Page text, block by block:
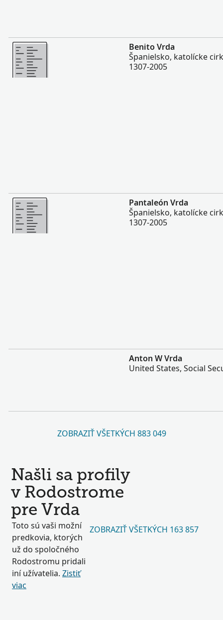
Viac
Benito Vrda
Španielsko, katolícke
1307-2005
Viac
Pantaleón Vrda
Španielsko, katolícke
1307-2005
Anton W Vrda
United States, Social
ZOBRAZIŤ VŠETKÝCH 883 049
Našli sa profily
v Rodostrome
pre Vrda
Toto sú vaši možní
predkovia, ktorých
už do spoločného
Rodostromu pridali
iní užívatelia. Zistiť
viac
ZOBRAZIŤ VŠETKÝCH 163 857